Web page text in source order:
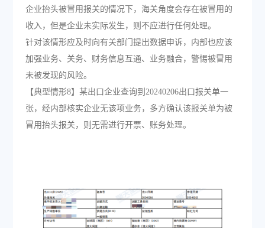
企业抬头被冒用报关的情况下，海关角度会存在被冒用的
收入，但是企业未实际发生，则不应进行任何处理。
针对该情形应及时向有关部门提出数据申诉，内部也应该
加强业务、关务、财务信息互通、业务融合，警惕被冒用
未被发现的风险。
【典型情形8】某出口企业查询到20240206出口报关单一
张，经内部核实企业无该项业务，多方确认该报关单为被
冒用抬头报关，则无需进行开票、账务处理。